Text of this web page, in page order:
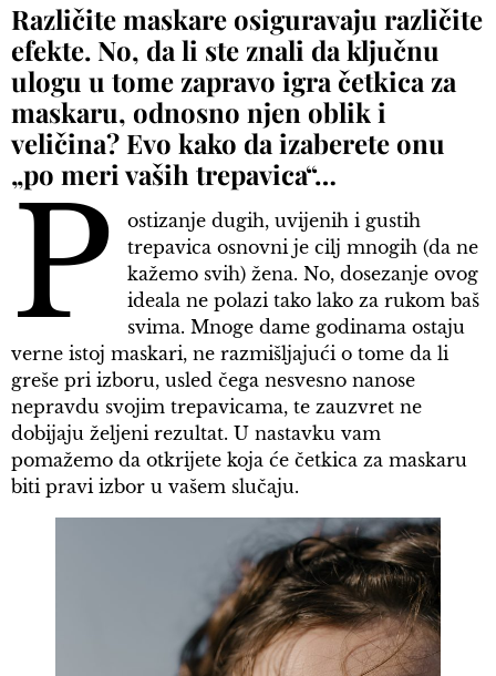
Različite maskare osiguravaju različite
efekte. No, da li ste znali da ključnu
ulogu u tome zapravo igra četkica za
maskaru, odnosno njen oblik i
veličina? Evo kako da izaberete onu
„po meri vaših trepavica“…
P
ostizanje dugih, uvijenih i gustih
trepavica osnovni je cilj mnogih (da ne
kažemo svih) žena. No, dosezanje ovog
ideala ne polazi tako lako za rukom baš
svima. Mnoge dame godinama ostaju
verne istoj maskari, ne razmišljajući o tome da li
greše pri izboru, usled čega nesvesno nanose
nepravdu svojim trepavicama, te zauzvret ne
dobijaju željeni rezultat. U nastavku vam
pomažemo da otkrijete koja će četkica za maskaru
biti pravi izbor u vašem slučaju.